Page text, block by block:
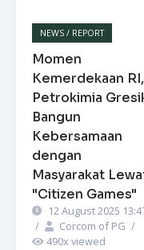
NEWS / REPORT
Momen
Kemerdekaan RI,
Petrokimia
Bangun
Kebersamaan
dengan
Masyarakat
"Citizen Games"
12 August 2025
/
Corcom of PG /
490x viewed